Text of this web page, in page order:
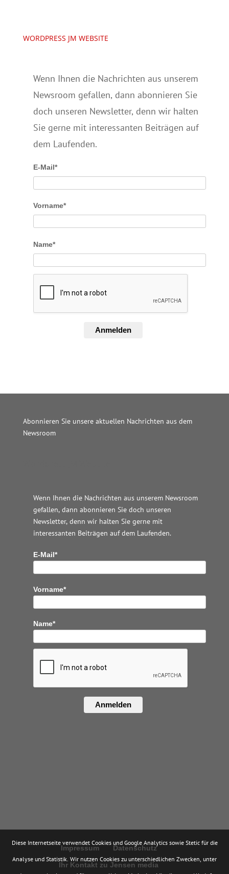
WORDPRESS JM WEBSITE
Wenn Ihnen die Nachrichten aus unserem
Newsroom gefallen, dann abonnieren Sie
doch unseren Newsletter, denn wir halten
Sie gerne mit interessanten Beiträgen auf
dem Laufenden.
E-Mail*
Vorname*
Name*
Anmelden
Abonnieren Sie unsere aktuellen Nachrichten aus dem
Newsroom
Wenn Ihnen die Nachrichten aus unserem Newsroom
gefallen, dann abonnieren Sie doch unseren
Newsletter, denn wir halten Sie gerne mit
interessanten Beiträgen auf dem Laufenden.
E-Mail*
Vorname*
Name*
Anmelden
Impressum Datenschutz
Ihr Kontakt zu Jensen media
Diese Internetseite verwendet Cookies und Google Analytics sowie Stetic für die
Analyse und Statistik. Wir nutzen Cookies zu unterschiedlichen Zwecken, unter